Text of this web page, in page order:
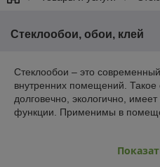
Стеклообои, обои, клей
Стеклообои – это
внутренних помещений. Такое
долговечно, экологично,
функции. Применимы в
Особенности